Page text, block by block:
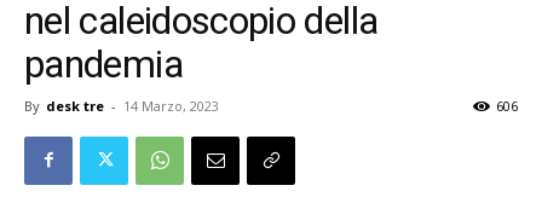
nel caleidoscopio della
pandemia
By desk tre - 14 Marzo, 2023 606